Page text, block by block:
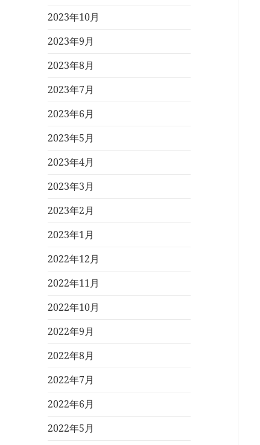
2023年10月
2023年9月
2023年8月
2023年7月
2023年6月
2023年5月
2023年4月
2023年3月
2023年2月
2023年1月
2022年12月
2022年11月
2022年10月
2022年9月
2022年8月
2022年7月
2022年6月
2022年5月